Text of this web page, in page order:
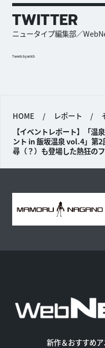
TWITTER
ニュータイプ編集部／
Tweets by antch
HOME / レポート /
【イベントレポート】「温
ント in 飯坂温泉 vol.4」第
尋（？）も登場した熱狂の
新作＆おすすめア